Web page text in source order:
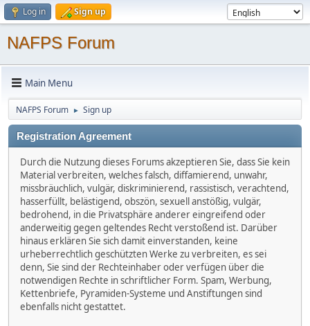
Log in Sign up
NAFPS Forum
Main Menu
NAFPS Forum ► Sign up
Registration Agreement
Durch die Nutzung dieses Forums akzeptieren Sie, dass Sie kein
Material verbreiten, welches falsch, diffamierend, unwahr,
missbräuchlich, vulgär, diskriminierend, rassistisch, verachtend,
hasserfüllt, belästigend, obszön, sexuell anstößig, vulgär,
bedrohend, in die Privatsphäre anderer eingreifend oder
anderweitig gegen geltendes Recht verstoßend ist. Darüber
hinaus erklären Sie sich damit einverstanden, keine
urheberrechtlich geschützten Werke zu verbreiten, es sei
denn, Sie sind der Rechteinhaber oder verfügen über die
notwendigen Rechte in schriftlicher Form. Spam, Werbung,
Kettenbriefe, Pyramiden-Systeme und Anstiftungen sind
ebenfalls nicht gestattet.